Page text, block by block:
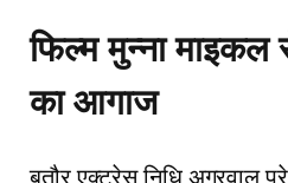
फिल्म मुन्ना माइकल
का आगाज
बतौर एक्ट्रेस निधि अग्रवाल